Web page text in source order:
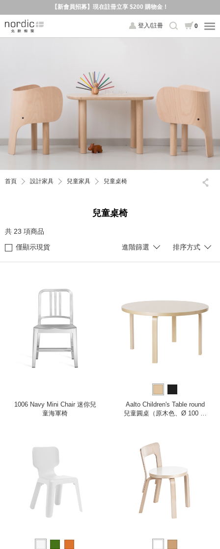
【新會員招募】現在註冊立享 $200 購物金！
登入/註冊 0
首頁 設計家具 兒童家具 兒童桌椅
兒童桌椅
共 23 項商品
僅顯示現貨
進階篩選 排序方式
1006 Navy Mini Chair 迷你兒
童海軍椅
Aalto Children's Table round
兒童圓桌（原木色、Ø 100 公